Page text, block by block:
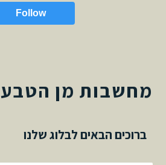
Follow
מחשבות מן הטבע
ברוכים הבאים לבלוג שלנו